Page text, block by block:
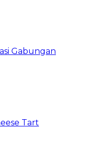
Gabungan
Tart